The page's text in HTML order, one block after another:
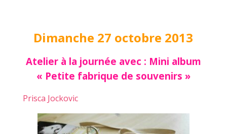
Dimanche 27 octobre 2013
Atelier à la journée avec : Mini album
« Petite fabrique de souvenirs »
Prisca Jockovic